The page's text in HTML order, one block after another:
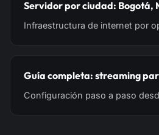
Servidor por ciudad: Bogotá,
Infraestructura de internet por
Guía completa: streaming
Configuración paso a paso